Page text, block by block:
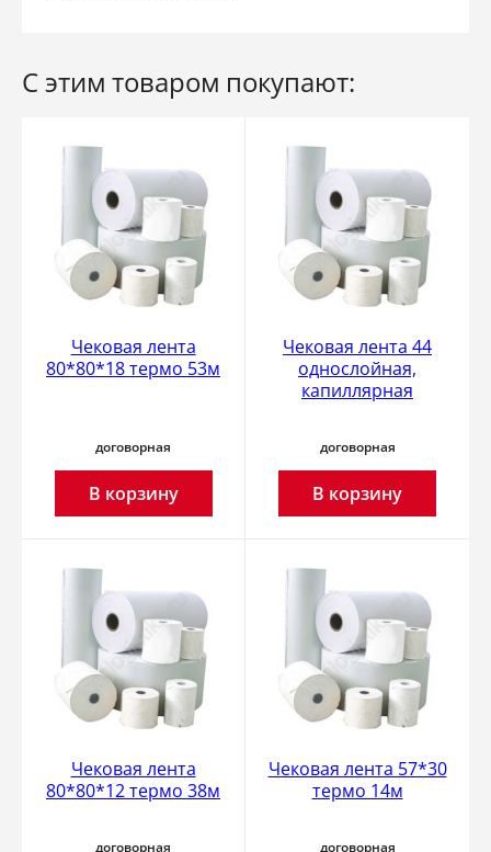
С этим товаром покупают:
Чековая лента
80*80*18 термо 53м
договорная
В корзину
Чековая лента 44
однослойная,
капиллярная
договорная
В корзину
Чековая лента
80*80*12 термо 38м
договорная
Чековая лента 57*30
термо 14м
договорная